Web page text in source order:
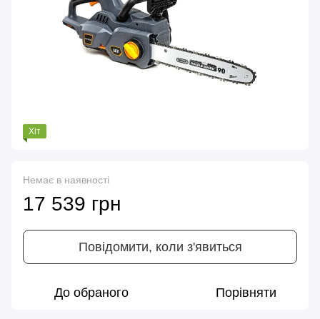
Хіт
Немає в наявності
17 539 грн
Повідомити, коли з'явиться
До обраного Порівняти